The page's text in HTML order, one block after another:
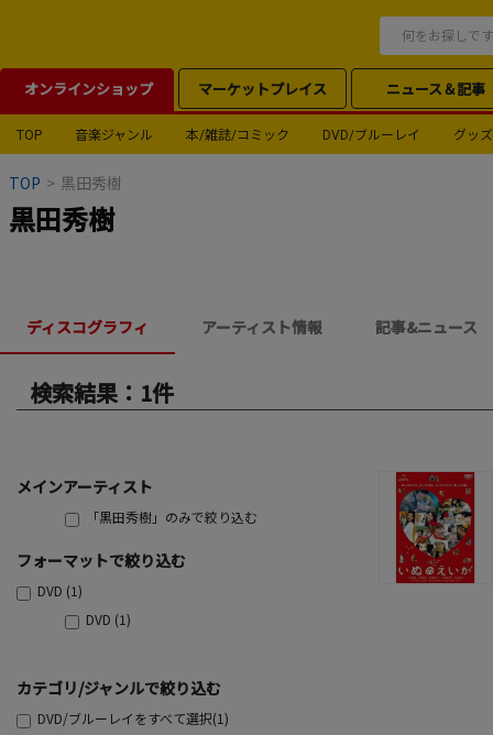
オンラインショップ マーケットプレイス ニュース＆記事
TOP 音楽ジャンル 本/雑誌/コミック DVD/ブルーレイ グッズ
TOP > 黒田秀樹
黒田秀樹
ディスコグラフィ アーティスト情報 記事&ニュース
検索結果：1件
メインアーティスト
「黒田秀樹」のみで絞り込む
フォーマットで絞り込む
DVD (1)
DVD (1)
カテゴリ/ジャンルで絞り込む
DVD/ブルーレイをすべて選択(1)